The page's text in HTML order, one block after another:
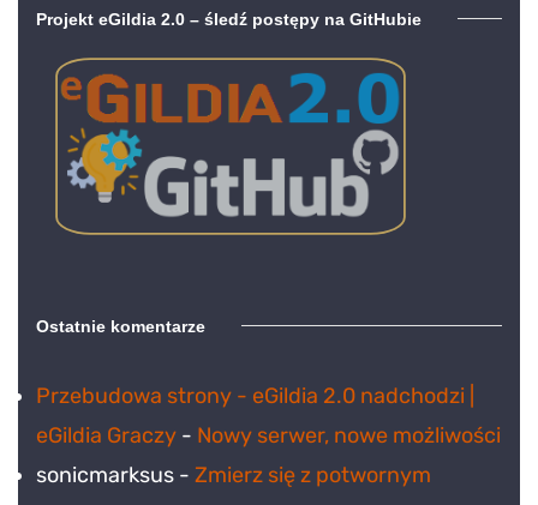
Projekt eGildia 2.0 – śledź postępy na GitHubie
Ostatnie komentarze
Przebudowa strony - eGildia 2.0 nadchodzi |
eGildia Graczy - Nowy serwer, nowe możliwości
sonicmarksus - Zmierz się z potwornym